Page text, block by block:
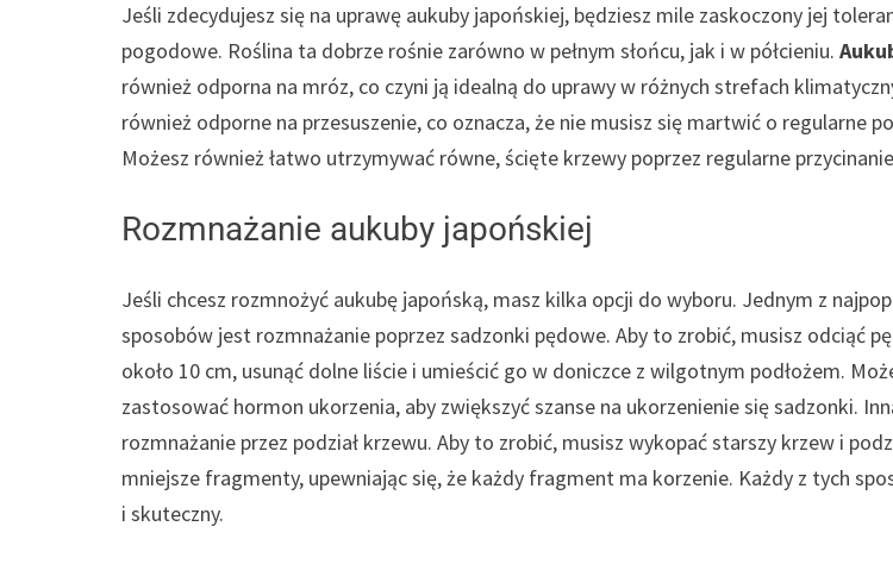
Jeśli zdecydujesz się na uprawę aukuby japońskiej, będziesz mile zaskoczony jej
pogodowe. Roślina ta dobrze rośnie zarówno w pełnym słońcu, jak i w półcieniu.
również odporna na mróz, co czyni ją idealną do uprawy w różnych strefach
również odporne na przesuszenie, co oznacza, że nie musisz się martwić o regularne
Możesz również łatwo utrzymywać równe, ścięte krzewy poprzez regularne
Rozmnażanie aukuby japońskiej
Jeśli chcesz rozmnożyć aukubę japońską, masz kilka opcji do wyboru. Jednym z
sposobów jest rozmnażanie poprzez sadzonki pędowe. Aby to zrobić, musisz odciąć
około 10 cm, usunąć dolne liście i umieścić go w doniczce z wilgotnym podłożem.
zastosować hormon ukorzenia, aby zwiększyć szanse na ukorzenienie się sadzonki.
rozmnażanie przez podział krzewu. Aby to zrobić, musisz wykopać starszy krzew i
mniejsze fragmenty, upewniając się, że każdy fragment ma korzenie. Każdy z tych
i skuteczny.